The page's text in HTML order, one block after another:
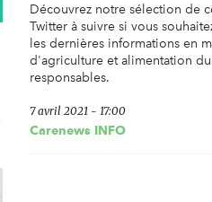
Découvrez notre sélection de
Twitter à suivre si vous
les dernières informations en
d'agriculture et alimentation
responsables.
7 avril 2021 - 17:00
Carenews INFO